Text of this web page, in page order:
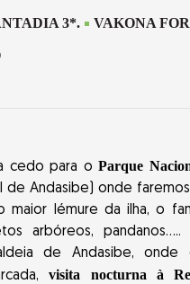
3*. VAKONA
cedo para oParque
de Andasibe) onde
maior lémure da ilha, o
arbóreos,
de Andasibe, onde
visita nocturna à